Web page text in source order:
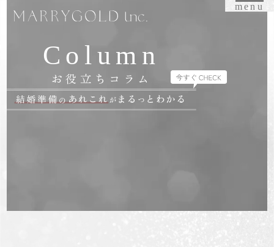
menu
Column
お役立ちコラム